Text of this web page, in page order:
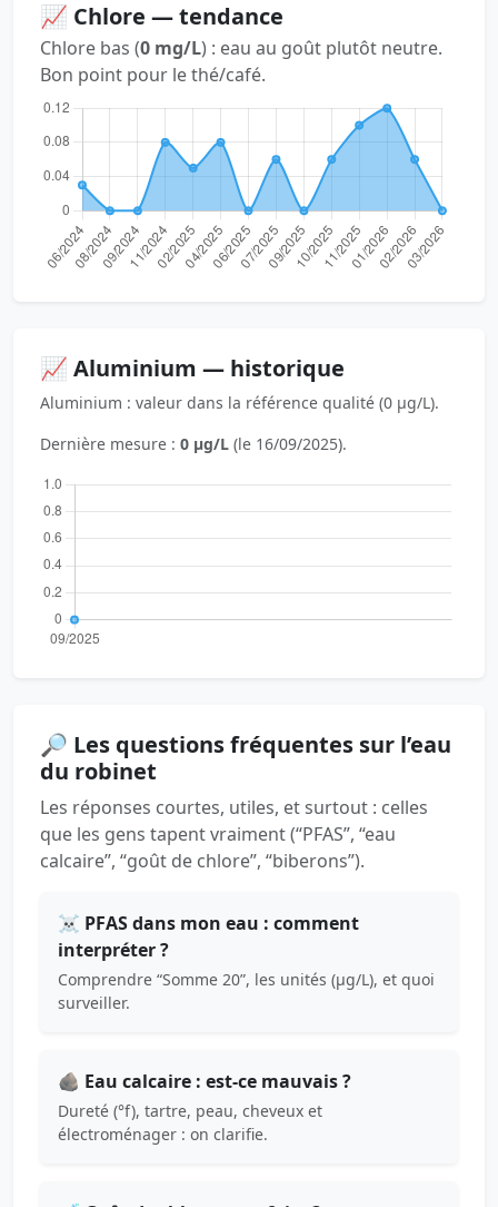
📈 Chlore — tendance
Chlore bas (0 mg/L) : eau au goût plutôt neutre.
Bon point pour le thé/café.
📈 Aluminium — historique
Aluminium : valeur dans la référence qualité (0 µg/L).
Dernière mesure : 0 µg/L (le 16/09/2025).
🔎 Les questions fréquentes sur l’eau
du robinet
Les réponses courtes, utiles, et surtout : celles
que les gens tapent vraiment (“PFAS”, “eau
calcaire”, “goût de chlore”, “biberons”).
☠️ PFAS dans mon eau : comment
interpréter ?
Comprendre “Somme 20”, les unités (µg/L), et quoi
surveiller.
🪨 Eau calcaire : est-ce mauvais ?
Dureté (°f), tartre, peau, cheveux et
électroménager : on clarifie.